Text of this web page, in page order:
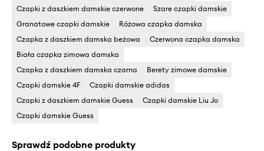
Czapki z daszkiem damskie czerwone
Szare czapki damskie
Granatowe czapki damskie
Różowa czapka damska
Czapka z daszkiem damska beżowa
Czerwona czapka damska
Biała czapka zimowa damska
Czapka z daszkiem damska czarna
Berety zimowe damskie
Czapki damskie 4F
Czapki damskie adidas
Czapki z daszkiem damskie Guess
Czapki damskie Liu Jo
Czapki damskie Guess
Sprawdź podobne produkty